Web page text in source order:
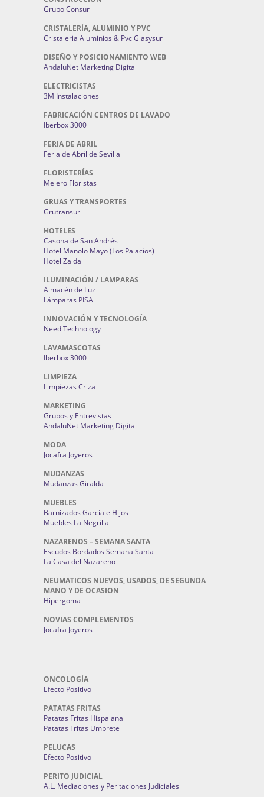
Grupo Consur
CRISTALERÍA, ALUMINIO Y PVC
Cristaleria Aluminios & Pvc Glasysur
DISEÑO Y POSICIONAMIENTO WEB
AndaluNet Marketing Digital
ELECTRICISTAS
3M Instalaciones
FABRICACIÓN CENTROS DE LAVADO
Iberbox 3000
FERIA DE ABRIL
Feria de Abril de Sevilla
FLORISTERÍAS
Melero Floristas
GRUAS Y TRANSPORTES
Grutransur
HOTELES
Casona de San Andrés
Hotel Manolo Mayo (Los Palacios)
Hotel Zaida
ILUMINACIÓN / LAMPARAS
Almacén de Luz
Lámparas PISA
INNOVACIÓN Y TECNOLOGÍA
Need Technology
LAVAMASCOTAS
Iberbox 3000
LIMPIEZA
Limpiezas Criza
MARKETING
Grupos y Entrevistas
AndaluNet Marketing Digital
MODA
Jocafra Joyeros
MUDANZAS
Mudanzas Giralda
MUEBLES
Barnizados García e Hijos
Muebles La Negrilla
NAZARENOS – SEMANA SANTA
Escudos Bordados Semana Santa
La Casa del Nazareno
NEUMATICOS NUEVOS, USADOS, DE SEGUNDA
MANO Y DE OCASION
Hipergoma
NOVIAS COMPLEMENTOS
Jocafra Joyeros
ONCOLOGÍA
Efecto Positivo
PATATAS FRITAS
Patatas Fritas Hispalana
Patatas Fritas Umbrete
PELUCAS
Efecto Positivo
PERITO JUDICIAL
A.L. Mediaciones y Peritaciones Judiciales